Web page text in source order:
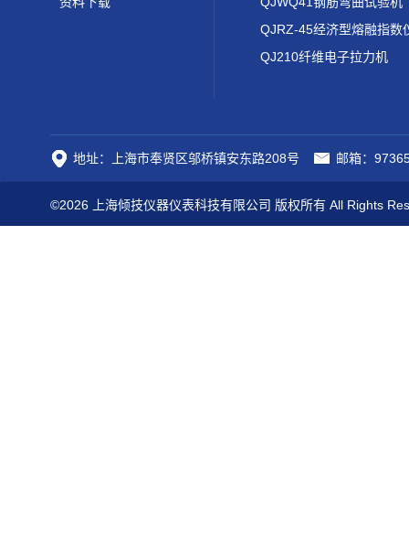
QJRZ-45经济型熔融指数
QJ210纤维电子拉力机
地址：上海市奉贤区邬桥镇安东路208号 邮箱：
©2026 上海倾技仪器仪表科技有限公司 版权所有 All Rights